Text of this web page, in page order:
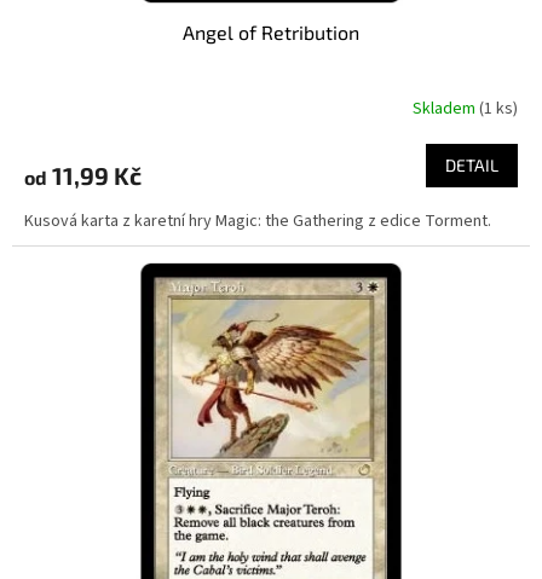
Angel of Retribution
Skladem (1 ks)
od 11,99 Kč DETAIL
Kusová karta z karetní hry Magic: the Gathering z edice Torment.